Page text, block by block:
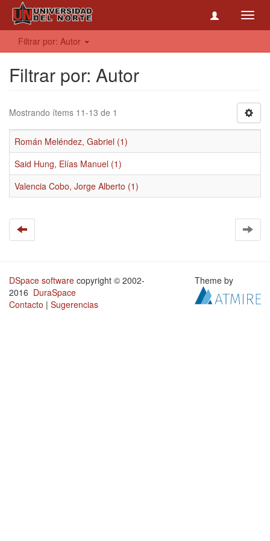
Filtrar por: Autor
Filtrar por: Autor
Mostrando ítems 11-13 de 1
Román Meléndez, Gabriel (1)
Said Hung, Elías Manuel (1)
Valencia Cobo, Jorge Alberto (1)
DSpace software copyright © 2002-
2016 DuraSpace
Contacto | Sugerencias
Theme by